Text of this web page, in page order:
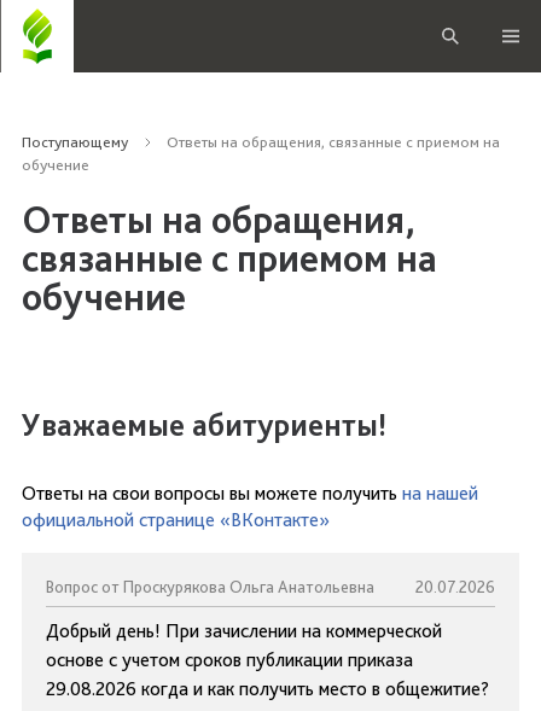
Поступающему
Ответы на обращения, связанные с приемом на
обучение
Ответы на обращения,
связанные с приемом на
обучение
Уважаемые абитуриенты!
Ответы на свои вопросы вы можете получить на нашей
официальной странице «ВКонтакте»
Вопрос от Проскурякова Ольга Анатольевна 20.07.2026
Добрый день! При зачислении на коммерческой
основе с учетом сроков публикации приказа
29.08.2026 когда и как получить место в общежитие?